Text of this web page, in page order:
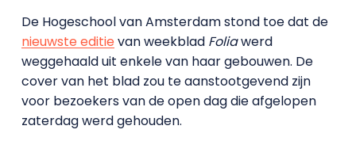
De Hogeschool van Amsterdam stond toe dat de
nieuwste editievan weekblad Foliawerd
weggehaald uit enkele van haar gebouwen. De
cover van het blad zou te aanstootgevend zijn
voor bezoekers van de open dag die afgelopen
zaterdag werd gehouden.